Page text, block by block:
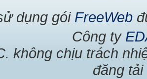
dụng gói FreeWeb
Công ty
không chịu trách
đăng